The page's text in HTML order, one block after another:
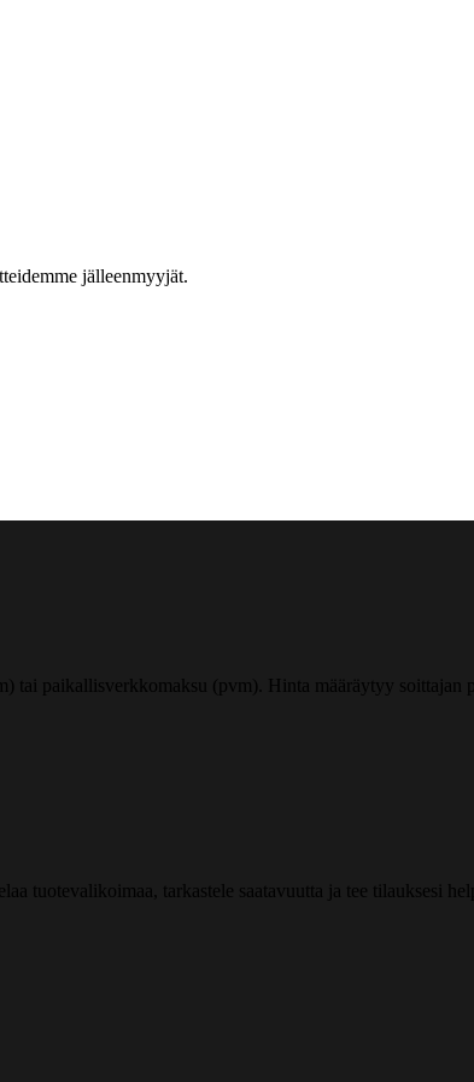
jälleenmyyjät.
tai paikallisverkkomaksu (pvm). Hinta määräytyy soittajan
tuotevalikoimaa, tarkastele saatavuutta ja tee tilauksesi